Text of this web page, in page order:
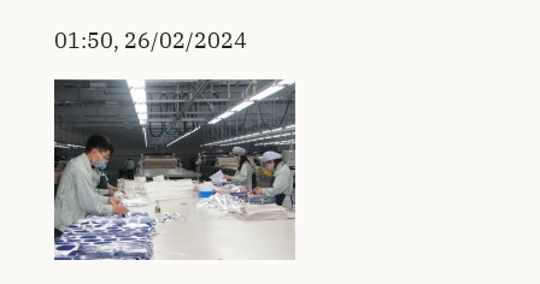
01:50, 26/02/2024